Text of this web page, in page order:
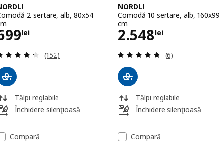
2 sertare, alb, 80x54
lei
699lei
Evaluare: 4.3 din 5 stele. Total recenzii:
(152)
Tălpi reglabile
Închidere silenţioasă
NORDLI
Comodă 10 sertare, alb, 160x99
cm
2.548lei
Preţ 2548lei
Evaluare: 4.7
(6)
Tălpi reglabile
Închidere silenţioasă
Compară Compară